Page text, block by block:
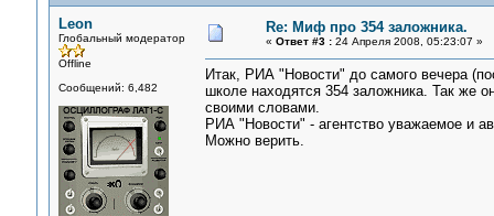
Leon
Глобальный модератор
Offline
Сообщений: 6,482
Re: Миф про 354 заложника.
« Ответ #3 :24 Апреля 2008, 05:23:07 »
Итак, РИА "Новости" до самого вечера
школе находятся 354 заложника. Так же
своими словами.
РИА "Новости" - агентство уважаемое и
Можно верить.